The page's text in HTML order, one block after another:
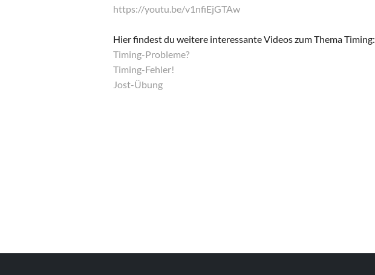
https://youtu.be/v1nfiEjGTAw
Hier findest du weitere interessante Videos zum Thema Timing:
Timing-Probleme?
Timing-Fehler!
Jost-Übung